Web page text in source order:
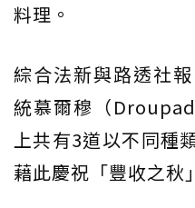
料理。
綜合法新與路透社
統慕爾穆（
上共有3道以不同種
藉此慶祝「豐收之秋